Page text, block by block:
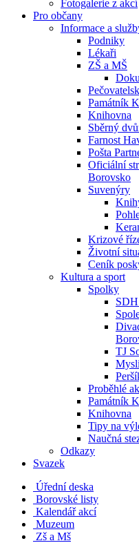
Fotogalerie z akcí
Pro občany
Informace a
Podniky
Lékaři
ZŠ a MŠ
Památník
Knihovna
Sběrný
Farnost
Pošta
Oficiální
Borovsko
Suvenýry
Krizové
Životní
Ceník
Kultura a sport
Spolky
TJ
Proběhlé
Památník
Knihovna
Tipy na
Naučná
Odkazy
Svazek
Úřední deska
Borovské listy
Kalendář akcí
Muzeum
Zš a Mš